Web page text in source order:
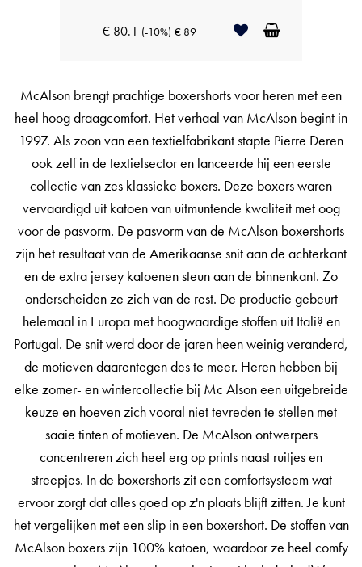
€ 80.1 (-10%) € 89
McAlson brengt prachtige boxershorts voor heren met een
heel hoog draagcomfort. Het verhaal van McAlson begint in
1997. Als zoon van een textielfabrikant stapte Pierre Deren
ook zelf in de textielsector en lanceerde hij een eerste
collectie van zes klassieke boxers. Deze boxers waren
vervaardigd uit katoen van uitmuntende kwaliteit met oog
voor de pasvorm. De pasvorm van de McAlson boxershorts
zijn het resultaat van de Amerikaanse snit aan de achterkant
en de extra jersey katoenen steun aan de binnenkant. Zo
onderscheiden ze zich van de rest. De productie gebeurt
helemaal in Europa met hoogwaardige stoffen uit Itali? en
Portugal. De snit werd door de jaren heen weinig veranderd,
de motieven daarentegen des te meer. Heren hebben bij
elke zomer- en wintercollectie bij Mc Alson een uitgebreide
keuze en hoeven zich vooral niet tevreden te stellen met
saaie tinten of motieven. De McAlson ontwerpers
concentreren zich heel erg op prints naast ruitjes en
streepjes. In de boxershorts zit een comfortsysteem wat
ervoor zorgt dat alles goed op z'n plaats blijft zitten. Je kunt
het vergelijken met een slip in een boxershort. De stoffen van
McAlson boxers zijn 100% katoen, waardoor ze heel comfy